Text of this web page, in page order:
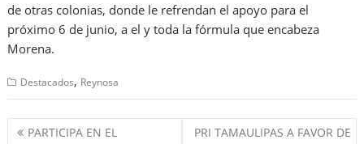
de otras colonias, donde le refrendan el apoyo para el
próximo 6 de junio, a el y toda la fórmula que encabeza
Morena.
Destacados, Reynosa
Navegación
PARTICIPA EN EL
PRI TAMAULIPAS A FAVOR DE